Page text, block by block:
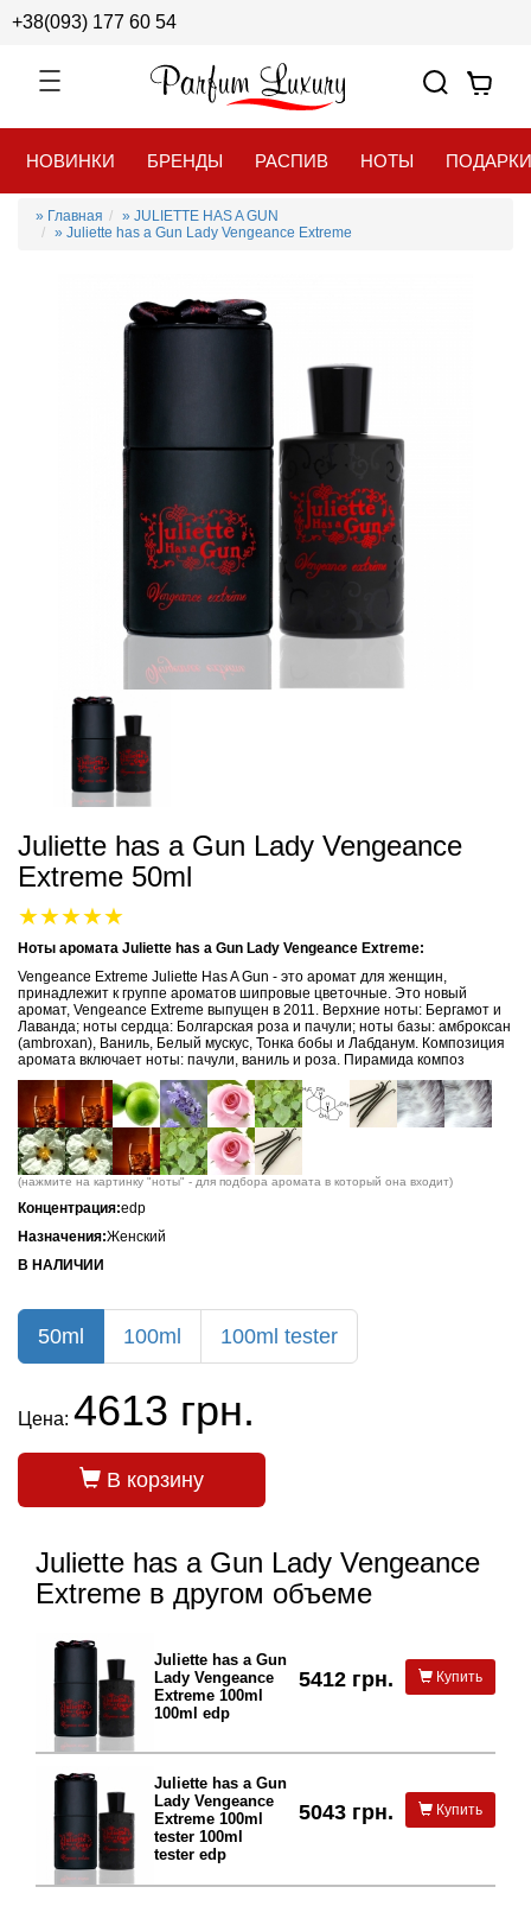
+38(093) 177 60 54
НОВИНКИ БРЕНДЫ РАСПИВ НОТЫ ПОДАРКИ
» Главная
» JULIETTE HAS A GUN
» Juliette has a Gun Lady Vengeance Extreme
Juliette has a Gun Lady Vengeance
Extreme 50ml
Ноты аромата Juliette has a Gun Lady Vengeance Extreme:
Vengeance Extreme Juliette Has A Gun - это аромат для женщин,
принадлежит к группе ароматов шипровые цветочные. Это новый
аромат, Vengeance Extreme выпущен в 2011. Верхние ноты: Бергамот и
Лаванда; ноты сердца: Болгарская роза и пачули; ноты базы: амброксан
(ambroxan), Ваниль, Белый мускус, Тонка бобы и Лабданум. Композиция
аромата включает ноты: пачули, ваниль и роза. Пирамида композ
(нажмите на картинку "ноты" - для подбора аромата в который она входит)
Концентрация:edp
Назначения:Женский
В НАЛИЧИИ
50ml 100ml 100ml tester
Цена: 4613 грн.
В корзину
Juliette has a Gun Lady Vengeance
Extreme в другом объеме
Juliette has a Gun
Lady Vengeance
Extreme 100ml
100ml edp
5412 грн. Купить
Juliette has a Gun
Lady Vengeance
Extreme 100ml
tester 100ml
tester edp
5043 грн. Купить